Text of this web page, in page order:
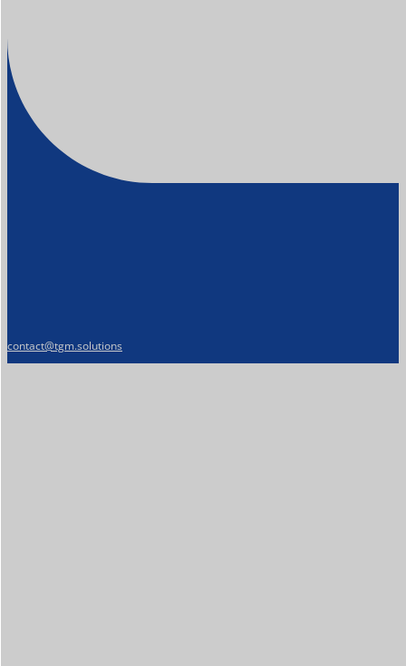
contact@tgm.solutions